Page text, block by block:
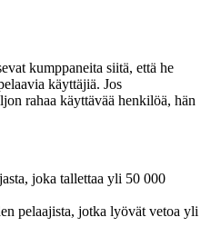
kumppaneita siitä, että he
käyttäjiä. Jos
rahaa käyttävää henkilöä, hän
joka tallettaa yli 50 000
pelaajista, jotka lyövät vetoa yli